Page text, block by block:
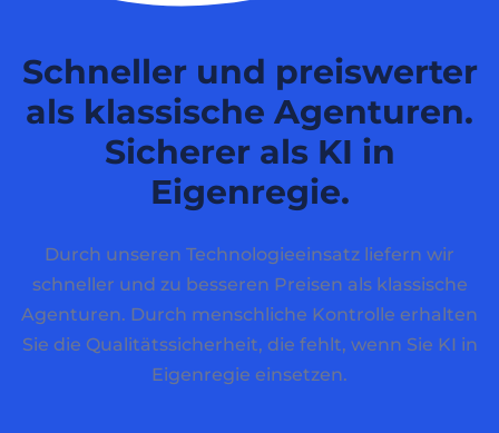
Schneller und preiswerter
als klassische Agenturen.
Sicherer als KI in
Eigenregie.
Durch unseren Technologieeinsatz liefern wir
schneller und zu besseren Preisen als klassische
Agenturen. Durch menschliche Kontrolle erhalten
Sie die Qualitätssicherheit, die fehlt, wenn Sie KI in
Eigenregie einsetzen.